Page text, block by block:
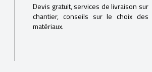
Devis gratuit, services de livraison sur
chantier, conseils sur le choix des
matériaux.